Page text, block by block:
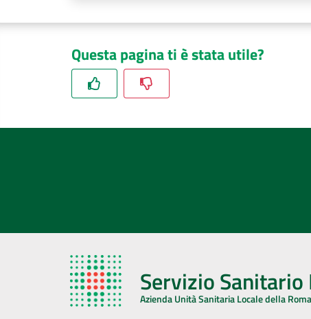
Questa pagina ti è stata utile?
Servizio
Azienda Unità Sanitaria Locale della